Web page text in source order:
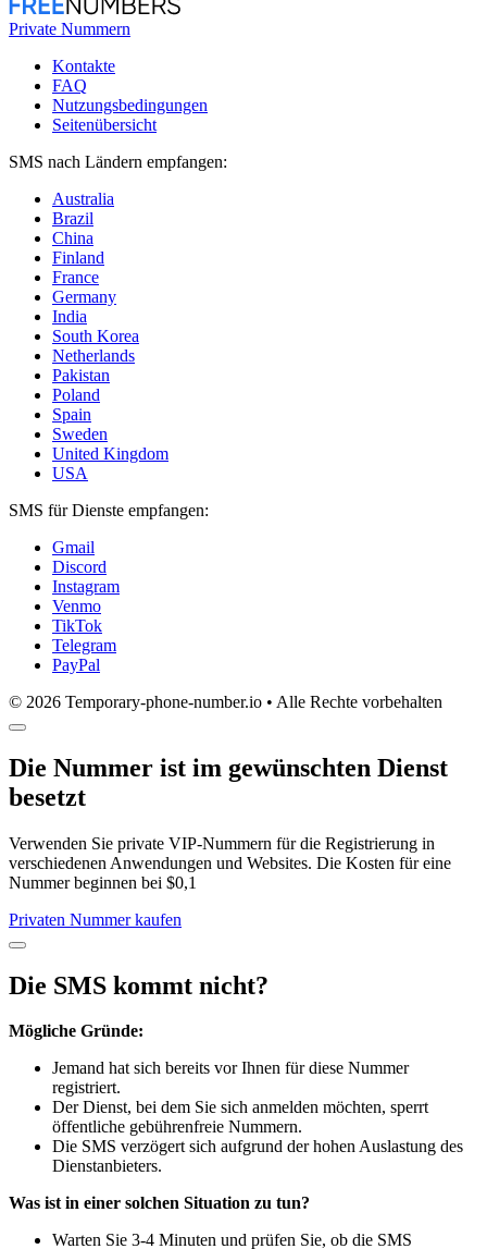
Private Nummern
Kontakte
FAQ
Nutzungsbedingungen
Seitenübersicht
SMS nach Ländern empfangen:
Australia
Brazil
China
Finland
France
Germany
India
South Korea
Netherlands
Pakistan
Poland
Spain
Sweden
United Kingdom
USA
SMS für Dienste empfangen:
Gmail
Discord
Instagram
Venmo
TikTok
Telegram
PayPal
© 2026 Temporary-phone-number.io • Alle Rechte vorbehalten
Die Nummer ist im gewünschten Dienst
besetzt
Verwenden Sie private VIP-Nummern für die Registrierung in
verschiedenen Anwendungen und Websites. Die Kosten für eine
Nummer beginnen bei $0,1
Privaten Nummer kaufen
Die SMS kommt nicht?
Mögliche Gründe:
Jemand hat sich bereits vor Ihnen für diese Nummer
registriert.
Der Dienst, bei dem Sie sich anmelden möchten, sperrt
öffentliche gebührenfreie Nummern.
Die SMS verzögert sich aufgrund der hohen Auslastung des
Dienstanbieters.
Was ist in einer solchen Situation zu tun?
Warten Sie 3-4 Minuten und prüfen Sie, ob die SMS